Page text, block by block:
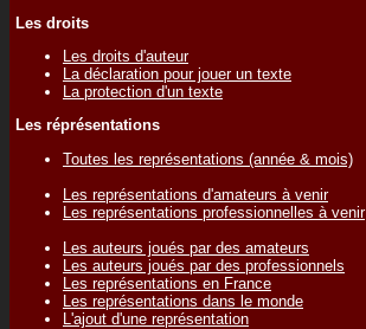
Les droits
Les droits d'auteur
La déclaration pour jouer un texte
La protection d'un texte
Les réprésentations
Toutes les représentations (année & mois)
Les représentations d'amateurs à venir
Les représentations professionnelles à venir
Les auteurs joués par des amateurs
Les auteurs joués par des professionnels
Les représentations en France
Les représentations dans le monde
L'ajout d'une représentation